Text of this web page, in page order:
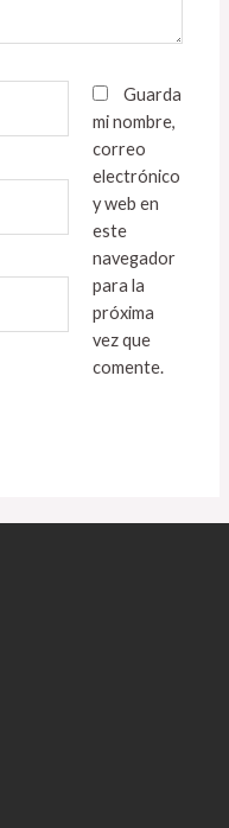
Guarda
mi nombre,
correo
electrónico
y web en
este
navegador
para la
próxima
vez que
comente.